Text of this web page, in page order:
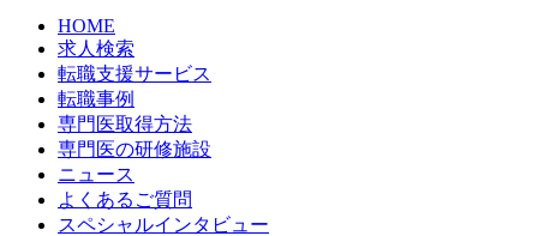
HOME
求人検索
転職支援サービス
転職事例
専門医取得方法
専門医の研修施設
ニュース
よくあるご質問
スペシャルインタビュー